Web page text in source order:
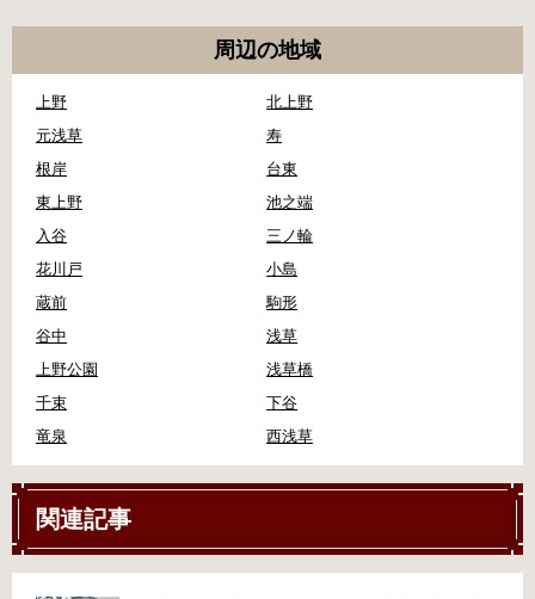
周辺の地域
上野
北上野
元浅草
寿
根岸
台東
東上野
池之端
入谷
三ノ輪
花川戸
小島
蔵前
駒形
谷中
浅草
上野公園
浅草橋
千束
下谷
竜泉
西浅草
関連記事